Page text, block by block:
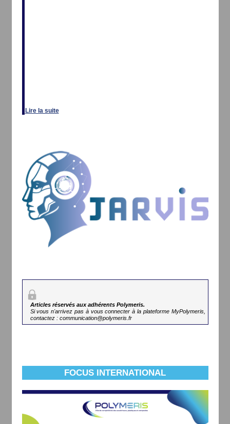
Lire la suite
Articles réservés aux adhérents Polymeris.
Si vous n'arrivez pas à vous connecter à la plateforme MyPolymeris,
contactez : communication@polymeris.fr
FOCUS INTERNATIONAL